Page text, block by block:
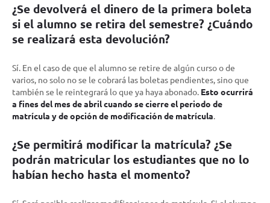
¿Se devolverá el dinero de la primera boleta
si el alumno se retira del semestre? ¿Cuándo
se realizará esta devolución?
Sí. En el caso de que el alumno se retire de algún curso o de
varios, no solo no se le cobrará las boletas pendientes, sino que
también se le reintegrará lo que ya haya abonado. Esto ocurrirá
a fines del mes de abril cuando se cierre el periodo de
matrícula y de opción de modificación de matrícula.
¿Se permitirá modificar la matrícula? ¿Se
podrán matricular los estudiantes que no lo
habían hecho hasta el momento?